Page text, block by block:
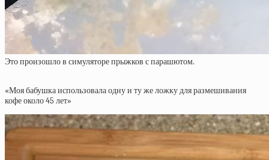
Это произошло в симуляторе прыжков с парашютом.
«Моя бабушка использовала одну и ту же ложку для размешивания
кофе около 45 лет»